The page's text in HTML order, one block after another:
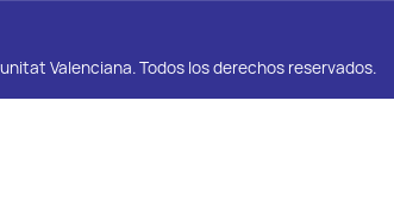
Valenciana. Todos los derechos reservados.